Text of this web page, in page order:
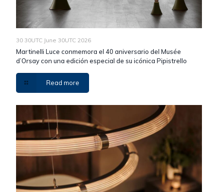
30 30UTC June 30UTC 2026
Martinelli Luce conmemora el 40 aniversario del Musée
d’Orsay con una edición especial de su icónica Pipistrello
Read more